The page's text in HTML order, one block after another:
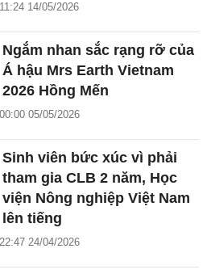
11:24 14/05/2026
Ngắm nhan sắc rạng rỡ của
Á hậu Mrs Earth Vietnam
2026 Hồng Mến
00:00 05/05/2026
Sinh viên bức xúc vì phải
tham gia CLB 2 năm, Học
viện Nông nghiệp Việt Nam
lên tiếng
22:47 24/04/2026